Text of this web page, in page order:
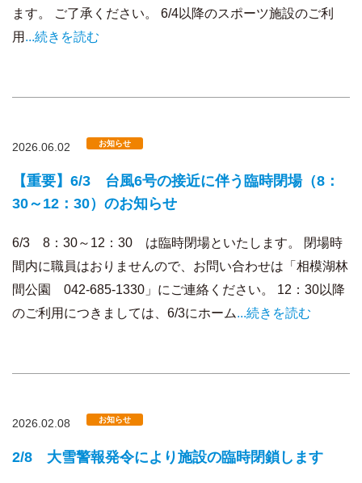
ます。 ご了承ください。 6/4以降のスポーツ施設のご利
用 ...続きを読む
2026.06.02 お知らせ
【重要】6/3 台風6号の接近に伴う臨時閉場（8：
30～12：30）のお知らせ
6/3 8：30～12：30 は臨時閉場といたします。 閉場時
間内に職員はおりませんので、お問い合わせは「相模湖林
間公園 042-685-1330」にご連絡ください。 12：30以降
のご利用につきましては、6/3にホーム...続きを読む
2026.02.08 お知らせ
2/8 大雪警報発令により施設の臨時閉鎖します